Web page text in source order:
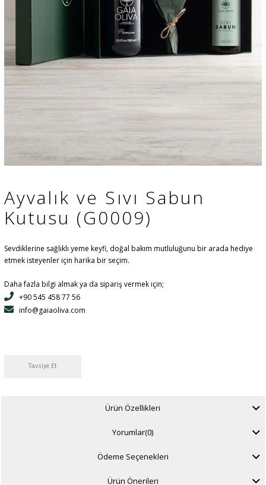
Ayvalık ve Sıvı Sabun
Kutusu (G0009)
Sevdiklerine sağlıklı yeme keyfi, doğal bakım mutluluğunu bir arada hediye
etmek isteyenler için harika bir seçim.
Daha fazla bilgi almak ya da sipariş vermek için;
+90 545 458 77 56
info@gaiaoliva.com
Tavsiye Et
Ürün Özellikleri
Yorumlar(0)
Ödeme Seçenekleri
Ürün Önerileri